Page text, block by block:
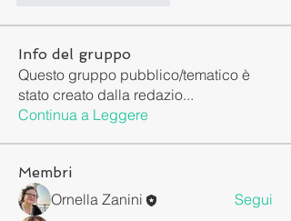
Info del gruppo
Questo gruppo pubblico/tematico è
stato creato dalla redazio...
Continua a Leggere
Membri
Ornella Zanini
Segui